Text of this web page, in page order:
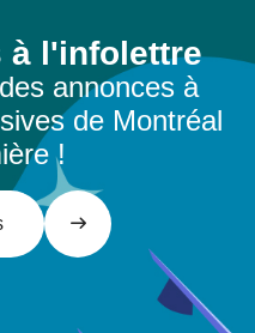
à l'infolettre
annonces à
de Montréal
!